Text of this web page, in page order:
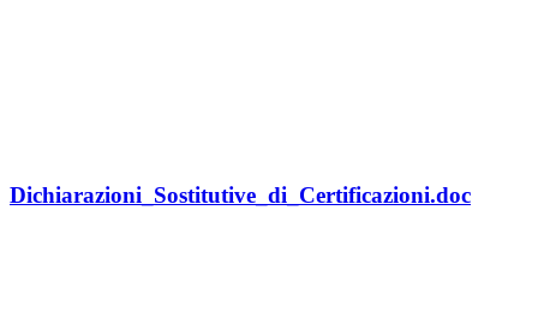
Dichiarazioni_Sostitutive_di_Certificazioni.doc